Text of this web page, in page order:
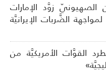
زوَّد الإمارات
الضَّربات الإيرانيَّة
الأمريكيَّة من